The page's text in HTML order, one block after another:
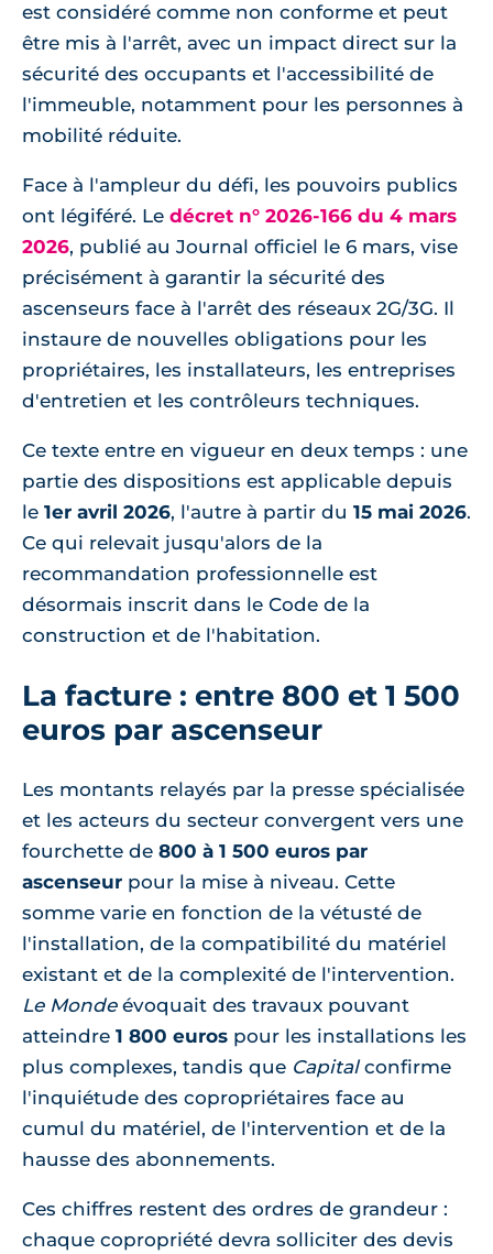
est considéré comme non conforme et peut
être mis à l'arrêt, avec un impact direct sur la
sécurité des occupants et l'accessibilité de
l'immeuble, notamment pour les personnes à
mobilité réduite.
Face à l'ampleur du défi, les pouvoirs publics
ont légiféré. Le décret n° 2026-166 du 4 mars
2026, publié au Journal officiel le 6 mars, vise
précisément à garantir la sécurité des
ascenseurs face à l'arrêt des réseaux 2G/3G. Il
instaure de nouvelles obligations pour les
propriétaires, les installateurs, les entreprises
d'entretien et les contrôleurs techniques.
Ce texte entre en vigueur en deux temps : une
partie des dispositions est applicable depuis
le 1er avril 2026, l'autre à partir du 15 mai 2026.
Ce qui relevait jusqu'alors de la
recommandation professionnelle est
désormais inscrit dans le Code de la
construction et de l'habitation.
La facture : entre 800 et 1 500
euros par ascenseur
Les montants relayés par la presse spécialisée
et les acteurs du secteur convergent vers une
fourchette de 800 à 1 500 euros par
ascenseur pour la mise à niveau. Cette
somme varie en fonction de la vétusté de
l'installation, de la compatibilité du matériel
existant et de la complexité de l'intervention.
Le Mondeévoquait des travaux pouvant
atteindre 1 800 euros pour les installations les
plus complexes, tandis que Capitalconfirme
l'inquiétude des copropriétaires face au
cumul du matériel, de l'intervention et de la
hausse des abonnements.
Ces chiffres restent des ordres de grandeur :
chaque copropriété devra solliciter des devis